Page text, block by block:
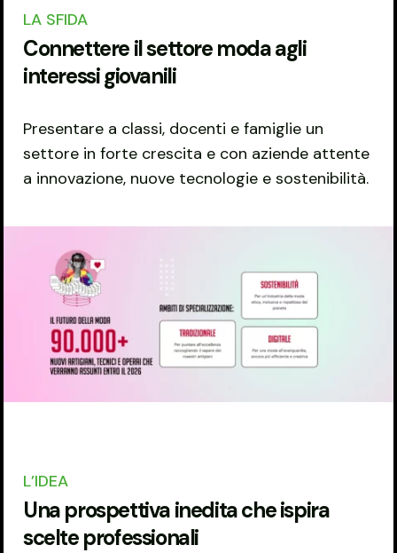
LA SFIDA
Connettere il settore moda agli
interessi giovanili
Presentare a classi, docenti e famiglie un
settore in forte crescita e con aziende attente
a innovazione, nuove tecnologie e sostenibilità.
L’IDEA
Una prospettiva inedita che ispira
scelte professionali